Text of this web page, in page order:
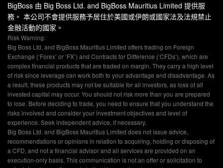
BigBoss 由 Big Boss Ltd. and BigBoss Mauritius Limited 提供服
務。 本公司不會提供服務予居住於美國或伊朗或國家法及法規禁止
金融活動的國家。
Risk Warning:
Big Boss Ltd. and BigBoss Mauritius Limited offers trading on Foreign
Exchange (‘Forex’ or ‘FX’) and Contracts for Difference (‘CFDs’), which are
complex financial products that are traded on margin. They carry a high level
of risk since leverage can work both to your advantage and disadvantage. As
a result, these products may not be suitable for all investors, as loss of all
invested capital may occur. You should not risk more than you are prepared
to lose. Before deciding to trade, you need to ensure that you understand the
risks involved and consider your investment objectives and level of
experience. Seek independent advice, if necessary.
Big Boss Ltd. and BigBoss Mauritius Limited does not issue advice,
recommendations or opinions in relation to acquiring, holding or disposing of
a CFD, and not a financial advisor and all services are provided on an
execution-only basis. This communication is not an offer or solicitation to